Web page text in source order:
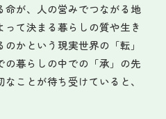
命が、人の営みでつながる地
て決まる暮らしの質や生き
かという現実世界の「転」
の暮らしの中での「承」の先
ことが待ち受けていると、